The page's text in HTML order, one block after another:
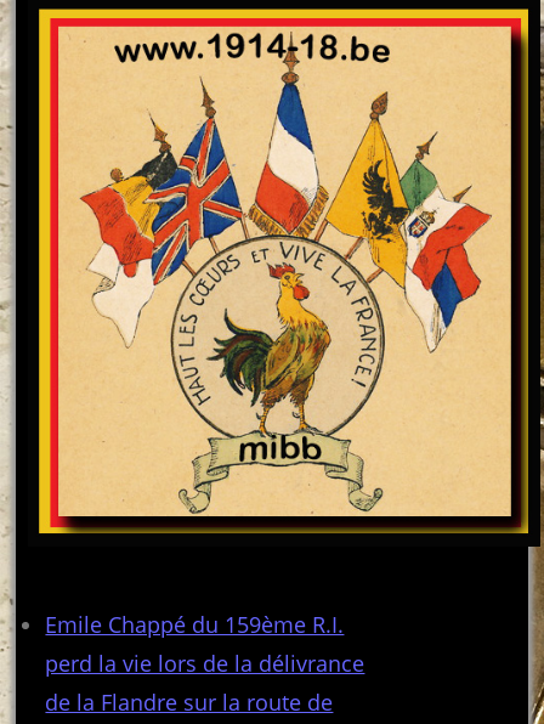
Emile Chappé du 159ème R.I.
perd la vie lors de la délivrance
de la Flandre sur la route de